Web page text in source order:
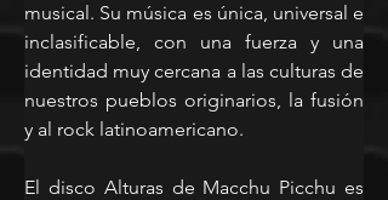
musical. Su música es única, universal e
inclasificable, con una fuerza y una
identidad muy cercana a las culturas de
nuestros pueblos originarios, la fusión
y al rock latinoamericano.
El disco Alturas de Macchu Picchu es